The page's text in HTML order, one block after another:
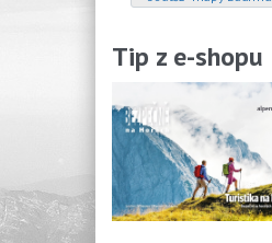
Tip z e-shopu